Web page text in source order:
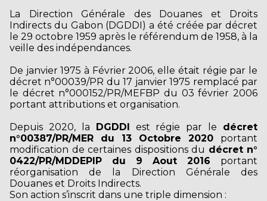
La Direction Générale des Douanes et Droits
Indirects du Gabon (DGDDI) a été créée par décret
le 29 octobre 1959 après le référendum de 1958, à la
veille des indépendances.
De janvier 1975 à Février 2006, elle était régie par le
décret n°00039/PR du 17 janvier 1975 remplacé par
le décret n°000152/PR/MEFBP du 03 février 2006
portant attributions et organisation.
Depuis 2020, la DGDDI est régie par le décret
n°00387/PR/MER du 13 Octobre 2020 portant
modification de certaines dispositions du décret n°
0422/PR/MDDEPIP du 9 Aout 2016 portant
réorganisation de la Direction Générale des
Douanes et Droits Indirects.
Son action s’inscrit dans une triple dimension :